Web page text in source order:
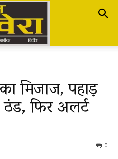
मिजाज, पहाड़
फिर अलर्ट
0